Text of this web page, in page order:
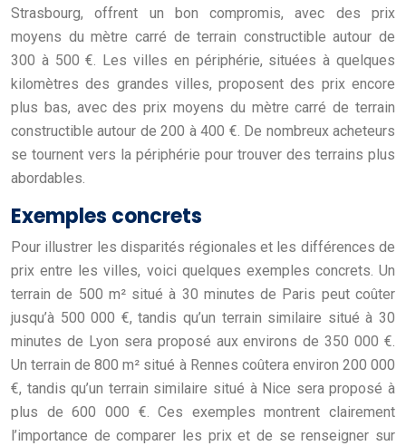
Strasbourg, offrent un bon compromis, avec des prix
moyens du mètre carré de terrain constructible autour de
300 à 500 €. Les villes en périphérie, situées à quelques
kilomètres des grandes villes, proposent des prix encore
plus bas, avec des prix moyens du mètre carré de terrain
constructible autour de 200 à 400 €. De nombreux acheteurs
se tournent vers la périphérie pour trouver des terrains plus
abordables.
Exemples concrets
Pour illustrer les disparités régionales et les différences de
prix entre les villes, voici quelques exemples concrets. Un
terrain de 500 m² situé à 30 minutes de Paris peut coûter
jusqu’à 500 000 €, tandis qu’un terrain similaire situé à 30
minutes de Lyon sera proposé aux environs de 350 000 €.
Un terrain de 800 m² situé à Rennes coûtera environ 200 000
€, tandis qu’un terrain similaire situé à Nice sera proposé à
plus de 600 000 €. Ces exemples montrent clairement
l’importance de comparer les prix et de se renseigner sur